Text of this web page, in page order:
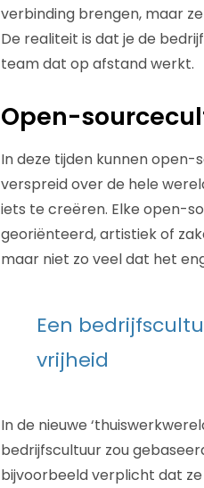
verbinding brengen, maar
De realiteit is dat je de
team dat op afstand werkt.
Open-
In deze tijden kunnen open-
verspreid over de hele
iets te creëren. Elke open-
georiënteerd, artistiek of
maar niet zo veel dat het
Een
vrijheid
In de nieuwe
bedrijfscultuur zou
bijvoorbeeld verplicht dat